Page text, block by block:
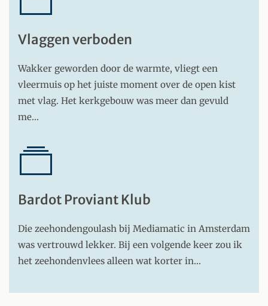
Vlaggen verboden
Wakker geworden door de warmte, vliegt een
vleermuis op het juiste moment over de open kist
met vlag. Het kerkgebouw was meer dan gevuld
me…
Bardot Proviant Klub
Die zeehondengoulash bij Mediamatic in Amsterdam
was vertrouwd lekker. Bij een volgende keer zou ik
het zeehondenvlees alleen wat korter in…